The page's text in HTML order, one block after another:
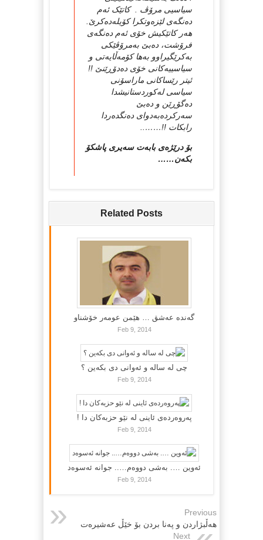
سیاسیی مرۆڤ . کاتێک ئه‌م
ده‌نگه‌ی لێزه‌وتکرا کۆیله‌ده‌کرێ.
هه‌ر کاتێکیش خۆی ئه‌م ده‌نگه‌ی
فرۆشت، ده‌بێ به‌مرۆڤێکی
به‌کرێگیراوو به‌ها کۆمه‌ڵایه‌تی و
سیاسییه‌کانی خۆی ده‌دۆڕێنێ !!
ئیتر رێساکانی ما‌راسۆنی
سیاسی له‌کوردستانیشدا
ده‌گۆڕێن و ده‌بێ
سه‌رکرده‌به‌دوای ده‌نگده‌ردا
رابکات !!……..
بۆ درێژه‌ی بابه‌ت سه‌یری پاشکۆ
بکه‌ن……
Related Posts
گه‌نده‌ عه‌شق … هێمن عومه‌ر خۆشناو
Feb 9, 2014
چی لە سالە و ئەوانی دی بكەین ؟
Feb 9, 2014
پەروەردەی ئاینی لە نێو حزبەکان دا !
Feb 9, 2014
ئەوین …. بەشی دووەم….. جوانە ئەسوەد
Feb 9, 2014
Previous
هه‌ڵبژاردن و په‌نا بردن بۆ خێڵ عه‌شیره‌ت
Next